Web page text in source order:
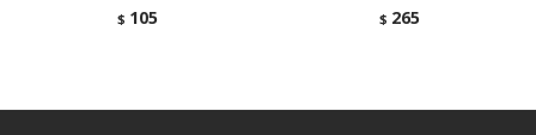
$ 105 $ 265